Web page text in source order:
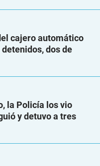
cajero automático
dos de
la Policía los vio
y detuvo a tres